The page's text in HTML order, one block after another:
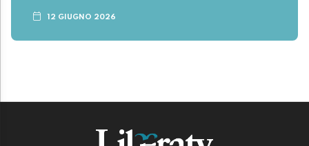
12 GIUGNO 2026